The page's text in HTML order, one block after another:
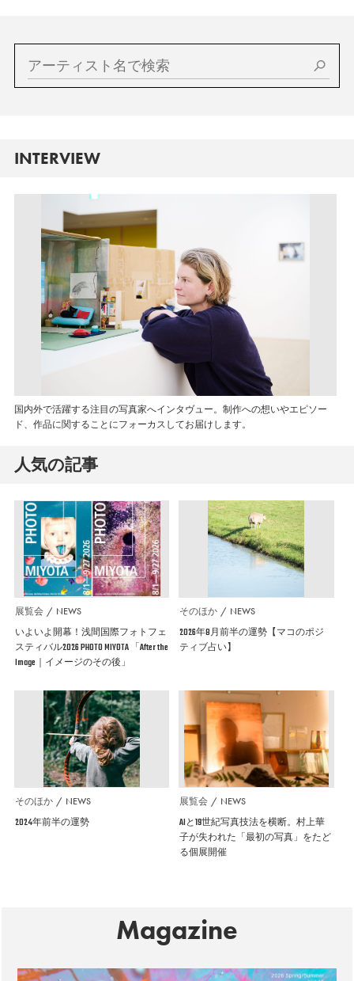
INTERVIEW
国内外で活躍する注目の写真家へインタヴュー。制作への想いやエピソー
ド、作品に関することにフォーカスしてお届けします。
人気の記事
展覧会 NEWS
いよいよ開幕！浅間国際フォトフェ
スティバル2026 PHOTO MIYOTA 「After the
Image｜イメージのその後」
そのほか NEWS
2026年8月前半の運勢【マコのポジ
ティブ占い】
そのほか NEWS
2024年前半の運勢
展覧会 NEWS
AIと19世紀写真技法を横断。村上華
子が失われた「最初の写真」をたど
る個展開催
Magazine